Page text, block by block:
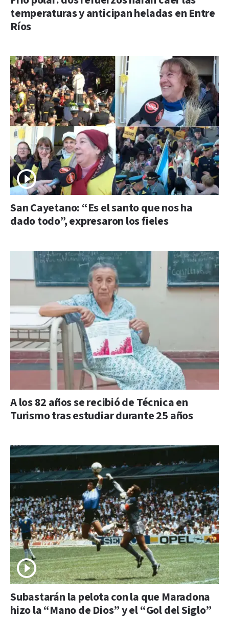
temperaturas y anticipan heladas en Entre
Ríos
San Cayetano: “Es el santo que nos ha
dado todo”, expresaron los fieles
A los 82 años se recibió de Técnica en
Turismo tras estudiar durante 25 años
Subastarán la pelota con la que Maradona
hizo la “Mano de Dios” y el “Gol del Siglo”